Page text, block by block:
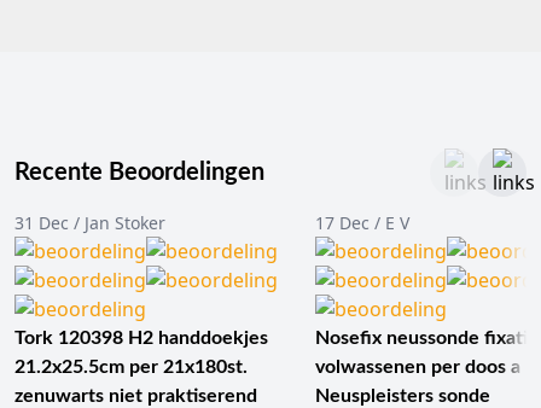
Recente Beoordelingen
31 Dec / Jan Stoker
Tork 120398 H2 handdoekjes
21.2x25.5cm per 21x180st.
zenuwarts niet praktiserend
17 Dec / E V
Nosefix neussonde
volwassenen per doos a
Neuspleisters sonde